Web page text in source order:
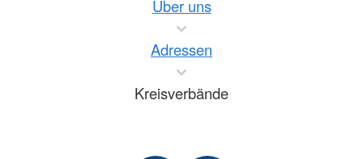
Über uns
Adressen
Kreisverbände